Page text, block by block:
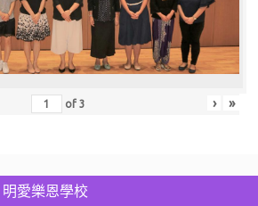
of3 › »
明愛樂恩學校